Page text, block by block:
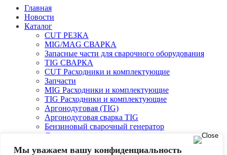
Мы уважаем вашу конфиденциальность
Главная
Новости
Каталог
CUT РЕЗКА
MIG/MAG СВАРКА
Запасные части для сварочного оборудования
TIG СВАРКА
CUT Расходники и комплектующие
Запчасти
MIG Расходники и комплектующие
TIG Расходники и комплектующие
Аргонодуговая (TIG)
Аргонодуговая сварка TIG
Бензиновый сварочный генератор
Двухпостовые и однопостовые сварочные